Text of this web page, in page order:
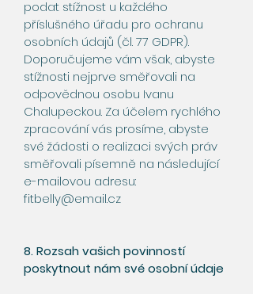
podat stížnost u každého
příslušného úřadu pro ochranu
osobních údajů (čl. 77 GDPR).
Doporučujeme vám však, abyste
stížnosti nejprve směřovali na
odpovědnou osobu Ivanu
Chalupeckou. Za účelem rychlého
zpracování vás prosíme, abyste
své žádosti o realizaci svých práv
směřovali písemně na následující
e-mailovou adresu:
fitbelly@email.cz
8. Rozsah vašich povinností
poskytnout nám své osobní údaje